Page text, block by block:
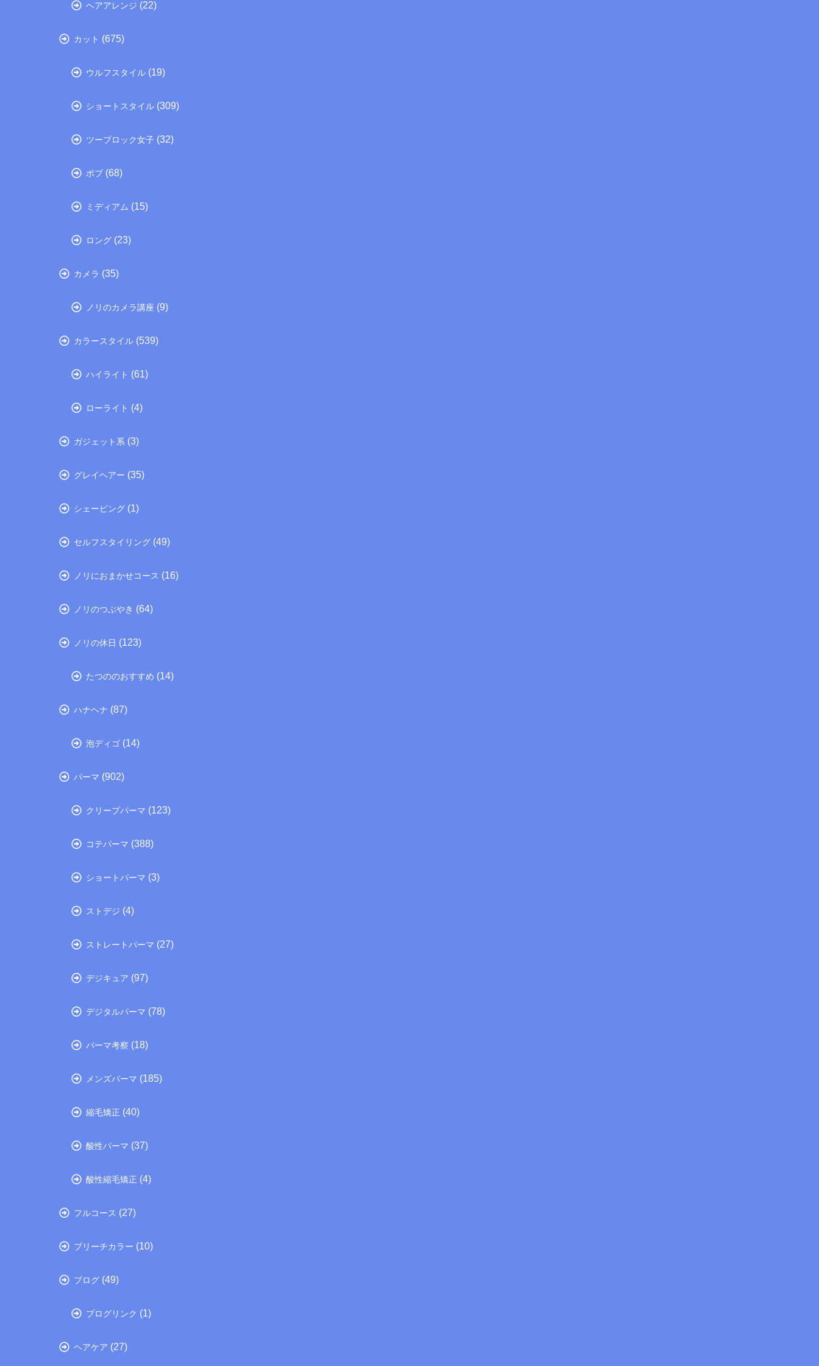
ヘアアレンジ (22)
カット (675)
ウルフスタイル (19)
ショートスタイル (309)
ツーブロック女子 (32)
ボブ (68)
ミディアム (15)
ロング (23)
カメラ (35)
ノリのカメラ講座 (9)
カラースタイル (539)
ハイライト (61)
ローライト (4)
ガジェット系 (3)
グレイヘアー (35)
シェービング (1)
セルフスタイリング (49)
ノリにおまかせコース (16)
ノリのつぶやき (64)
ノリの休日 (123)
たつののおすすめ (14)
ハナヘナ (87)
泡ディゴ (14)
パーマ (902)
クリープパーマ (123)
コテパーマ (388)
ショートパーマ (3)
ストデジ (4)
ストレートパーマ (27)
デジキュア (97)
デジタルパーマ (78)
パーマ考察 (18)
メンズパーマ (185)
縮毛矯正 (40)
酸性パーマ (37)
酸性縮毛矯正 (4)
フルコース (27)
ブリーチカラー (10)
ブログ (49)
ブログリンク (1)
ヘアケア (27)